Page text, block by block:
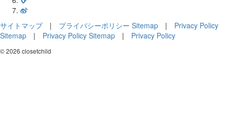
サイトマップ| プライバシーポリシー Sitemap | Privacy Policy
Sitemap | Privacy Policy Sitemap | Privacy Policy
© 2026 closetchild